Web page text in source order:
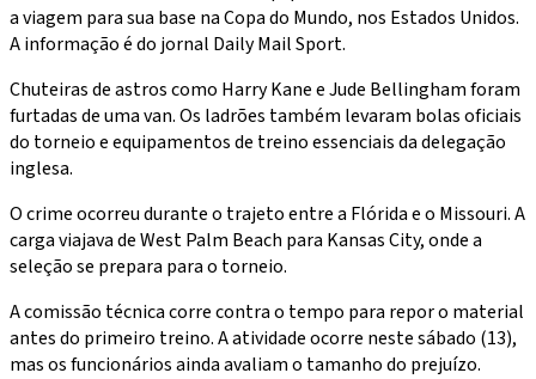
a viagem para sua base na Copa do Mundo, nos Estados Unidos.
A informação é do jornal Daily Mail Sport.
Chuteiras de astros como Harry Kane e Jude Bellingham foram
furtadas de uma van. Os ladrões também levaram bolas oficiais
do torneio e equipamentos de treino essenciais da delegação
inglesa.
O crime ocorreu durante o trajeto entre a Flórida e o Missouri. A
carga viajava de West Palm Beach para Kansas City, onde a
seleção se prepara para o torneio.
A comissão técnica corre contra o tempo para repor o material
antes do primeiro treino. A atividade ocorre neste sábado (13),
mas os funcionários ainda avaliam o tamanho do prejuízo.